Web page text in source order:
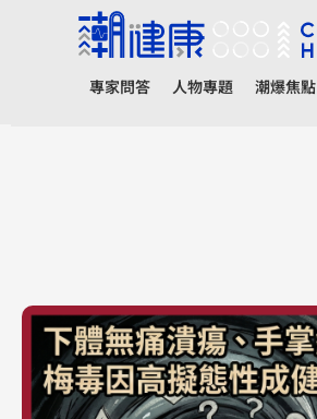
專家問答 人物專題 潮爆焦點